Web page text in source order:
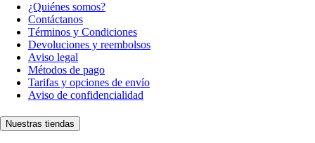
¿Quiénes somos?
Contáctanos
Términos y Condiciones
Devoluciones y reembolsos
Aviso legal
Métodos de pago
Tarifas y opciones de envío
Aviso de confidencialidad
Nuestras tiendas